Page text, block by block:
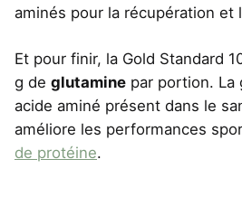
aminés pour la récupération et
Et pour finir, la Gold Standard
g de glutamine par portion. La
acide aminé présent dans le
améliore les performances
de protéine.